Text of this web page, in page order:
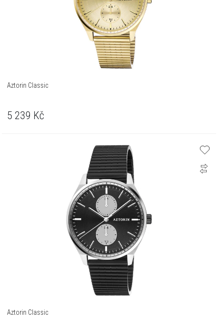
Aztorin Classic
5 239 Kč
Aztorin Classic